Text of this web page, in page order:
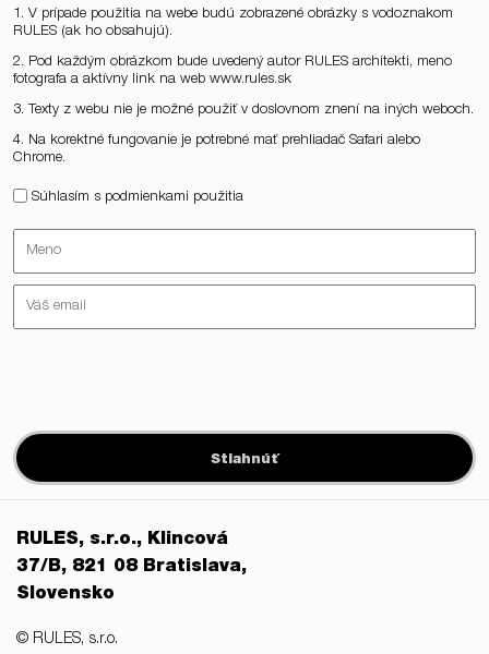
1. V prípade použitia na webe budú zobrazené obrázky s vodoznakom
RULES (ak ho obsahujú).
2. Pod každým obrázkom bude uvedený autor RULES architekti, meno
fotografa a aktívny link na web www.rules.sk
3. Texty z webu nie je možné použiť v doslovnom znení na iných weboch.
4. Na korektné fungovanie je potrebné mať prehliadač Safari alebo
Chrome.
Súhlasím s podmienkami použitia
Stiahnúť
RULES, s.r.o., Klincová
37/B, 821 08 Bratislava,
Slovensko
© RULES, s.r.o.